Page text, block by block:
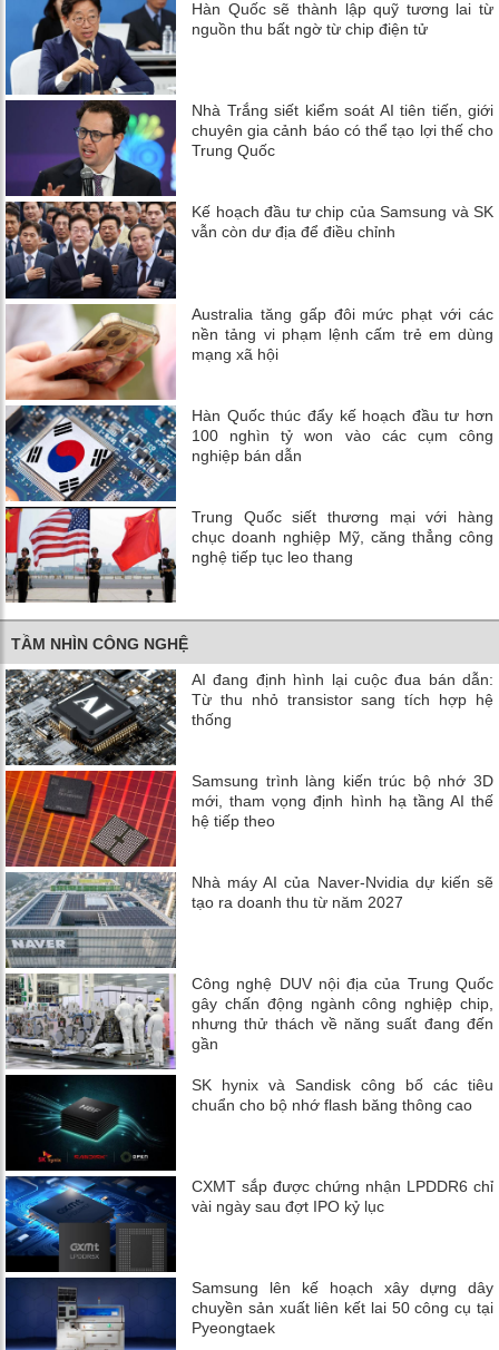
Hàn Quốc sẽ thành lập quỹ tương lai từ
nguồn thu bất ngờ từ chip điện tử
Nhà Trắng siết kiểm soát AI tiên tiến, giới
chuyên gia cảnh báo có thể tạo lợi thế cho
Trung Quốc
Kế hoạch đầu tư chip của Samsung và SK
vẫn còn dư địa để điều chỉnh
Australia tăng gấp đôi mức phạt với các
nền tảng vi phạm lệnh cấm trẻ em dùng
mạng xã hội
Hàn Quốc thúc đẩy kế hoạch đầu tư hơn
100 nghìn tỷ won vào các cụm công
nghiệp bán dẫn
Trung Quốc siết thương mại với hàng
chục doanh nghiệp Mỹ, căng thẳng công
nghệ tiếp tục leo thang
TẦM NHÌN CÔNG NGHỆ
AI đang định hình lại cuộc đua bán dẫn:
Từ thu nhỏ transistor sang tích hợp hệ
thống
Samsung trình làng kiến trúc bộ nhớ 3D
mới, tham vọng định hình hạ tầng AI thế
hệ tiếp theo
Nhà máy AI của Naver-Nvidia dự kiến ​​sẽ
tạo ra doanh thu từ năm 2027
Công nghệ DUV nội địa của Trung Quốc
gây chấn động ngành công nghiệp chip,
nhưng thử thách về năng suất đang đến
gần
SK hynix và Sandisk công bố các tiêu
chuẩn cho bộ nhớ flash băng thông cao
CXMT sắp được chứng nhận LPDDR6 chỉ
vài ngày sau đợt IPO kỷ lục
Samsung lên kế hoạch xây dựng dây
chuyền sản xuất liên kết lai 50 công cụ tại
Pyeongtaek